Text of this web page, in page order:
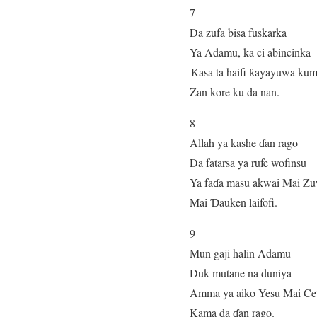
7
Da zufa bisa fuskarka
Ya Adamu, ka ci abincinka
Ҡasa ta haifi ƙayayuwa
Zan kore ku da nan.
8
Allah ya kashe ɗan rago
Da fatarsa ya rufe wofinsu
Ya faɗa masu akwai Mai
Mai Ɗauken laifofi.
9
Mun gaji halin Adamu
Duk mutane na duniya
Amma ya aiko Yesu Mai
Kama da ɗan rago.